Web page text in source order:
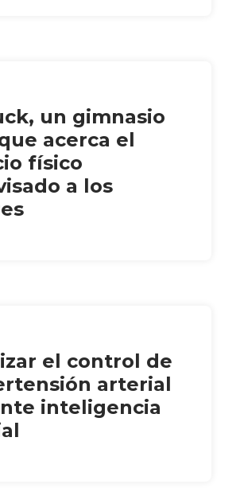
un gimnasio
acerca el
físico
a los
el control de
arterial
inteligencia